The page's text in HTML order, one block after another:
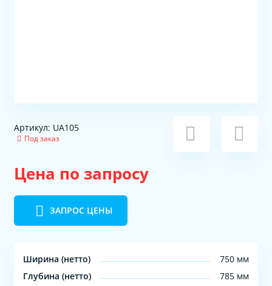
Артикул: UA105
Под заказ
Цена по запросу
ЗАПРОС ЦЕНЫ
Ширина (нетто)
750 мм
Глубина (нетто)
785 мм